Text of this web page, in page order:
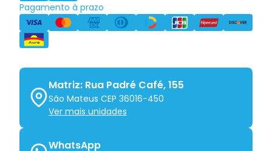
Pagamento à prazo
Matriz: Rua Padré Café, 155
São Mateus CEP 36016-450
Ver mais unidades
WhatsApp